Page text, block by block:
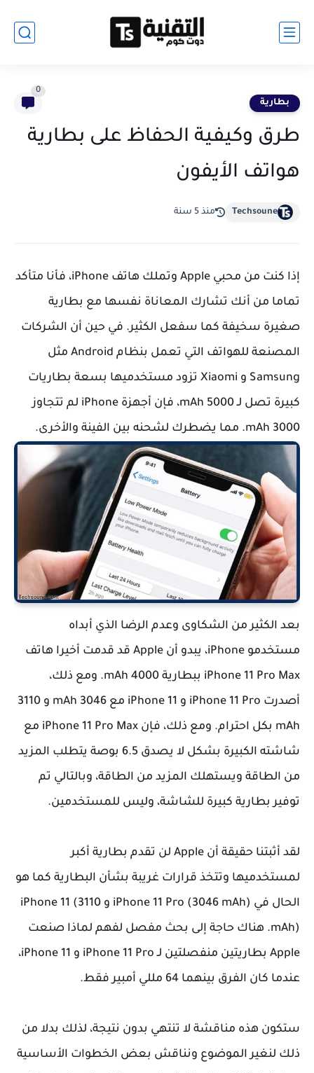
بطارية
0
طرق وكيفية الحفاظ على بطارية
هواتف الأيفون
Techsoune منذ 5 سنة
إذا كنت من محبي Apple وتملك هاتف iPhone، فأنا متأكد
تماما من أنك تشارك المعاناة نفسها مع بطارية
صغيرة سخيفة كما سفعل الكثير. في حين أن الشركات
المصنعة للهواتف التي تعمل بنظام Android مثل
Samsung و Xiaomi تزود مستخدميها بسعة بطاريات
كبيرة تصل لـ 5000 mAh، فإن أجهزة iPhone لم تتجاوز
3000 mAh. مما يضطرك لشحنه بين الفينة والأخرى.
بعد الكثير من الشكاوى وعدم الرضا الذي أبداه
مستخدمو iPhone، يبدو أن Apple قد قدمت أخيرا هاتف
iPhone 11 Pro Max ببطارية 4000 mAh. ومع ذلك،
أصدرت iPhone 11 Pro و iPhone 11 مع 3046 mAh و 3110
mAh بكل احترام. ومع ذلك، فإن iPhone 11 Pro Max مع
شاشته الكبيرة بشكل لا يصدق 6.5 بوصة يتطلب المزيد
من الطاقة ويستهلك المزيد من الطاقة، وبالتالي تم
توفير بطارية كبيرة للشاشة، وليس للمستخدمين.
لقد أثبتنا حقيقة أن Apple لن تقدم بطارية أكبر
لمستخدميها وتتخذ قرارات غريبة بشأن البطارية كما هو
الحال في iPhone 11 Pro (3046 mAh) و iPhone 11 (3110
mAh). هناك حاجة إلى بحث مفصل لفهم لماذا صنعت
Apple بطاريتين منفصلتين لـ iPhone 11 Pro و iPhone 11،
عندما كان الفرق بينهما 64 مللي أمبير فقط.
ستكون هذه مناقشة لا تنتهي بدون نتيجة، لذلك بدلا من
ذلك لنغير الموضوع ونناقش بعض الخطوات الأساسية